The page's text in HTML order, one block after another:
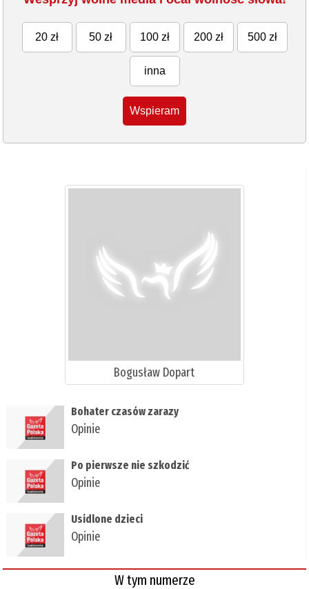
20 zł 50 zł 100 zł 200 zł 500 zł
inna
Wspieram
Bogusław Dopart
​Bohater czasów zarazy
Opinie
​Po pierwsze nie szkodzić
Opinie
​Usidlone dzieci
Opinie
W tym numerze